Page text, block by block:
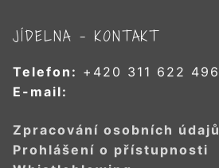
JÍDELNA – KONTAKT
Telefon: +420 311 622 496
E-mail:
Zpracování osobních údajů
Prohlášení o přístupnosti